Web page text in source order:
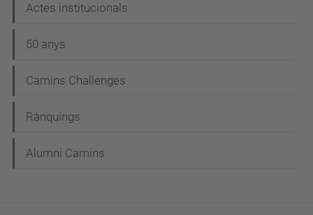
Actes institucionals
50 anys
Camins Challenges
Rànquings
Alumni Camins